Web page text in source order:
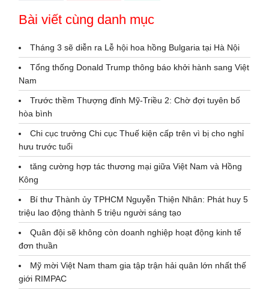
Bài viết cùng danh mục
Tháng 3 sẽ diễn ra Lễ hội hoa hồng Bulgaria tại Hà Nội
Tổng thống Donald Trump thông báo khởi hành sang Việt
Nam
Trước thềm Thượng đỉnh Mỹ-Triều 2: Chờ đợi tuyên bố
hòa bình
Chi cục trưởng Chi cục Thuế kiện cấp trên vì bị cho nghỉ
hưu trước tuổi
tăng cường hợp tác thương mại giữa Việt Nam và Hồng
Kông
Bí thư Thành ủy TPHCM Nguyễn Thiện Nhân: Phát huy 5
triệu lao động thành 5 triệu người sáng tạo
Quân đội sẽ không còn doanh nghiệp hoạt động kinh tế
đơn thuần
Mỹ mời Việt Nam tham gia tập trận hải quân lớn nhất thế
giới RIMPAC